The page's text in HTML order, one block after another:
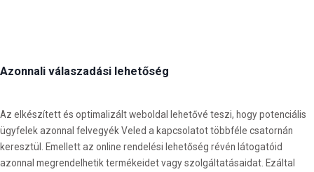
Azonnali válaszadási lehetőség
Az elkészített és optimalizált weboldal lehetővé teszi, hogy potenciális
ügyfelek azonnal felvegyék Veled a kapcsolatot többféle csatornán
keresztül. Emellett az online rendelési lehetőség révén látogatóid
azonnal megrendelhetik termékeidet vagy szolgáltatásaidat. Ezáltal